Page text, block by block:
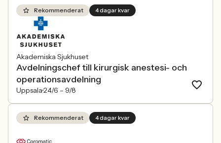
Rekommenderat 4 dagar kvar
Akademiska Sjukhuset
Avdelningschef till kirurgisk anestesi- och
operationsavdelning
Uppsala24/6 – 9/8
Rekommenderat 4 dagar kvar